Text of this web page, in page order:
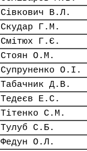
Сівкович В.Л.
Скудар Г.М.
Смітюх Г.Є.
Стоян О.М.
Супруненко О.І.
Табачник Д.В.
Тедеєв Е.С.
Тітенко С.М.
Тулуб С.Б.
Федун О.Л.